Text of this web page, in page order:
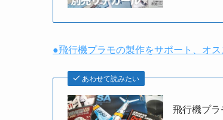
●飛行機プラモの製作をサポート、オ
あわせて読みたい
飛行機プ